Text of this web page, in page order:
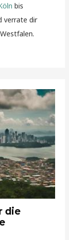
bis
verrate dir
die